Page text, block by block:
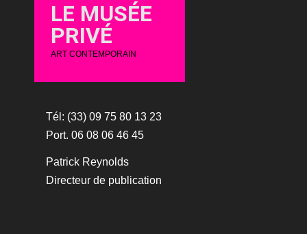
LE MUSÉE
PRIVÉ
ART CONTEMPORAIN
Tél: (33) 09 75 80 13 23
Port. 06 08 06 46 45
Patrick Reynolds
Directeur de publication